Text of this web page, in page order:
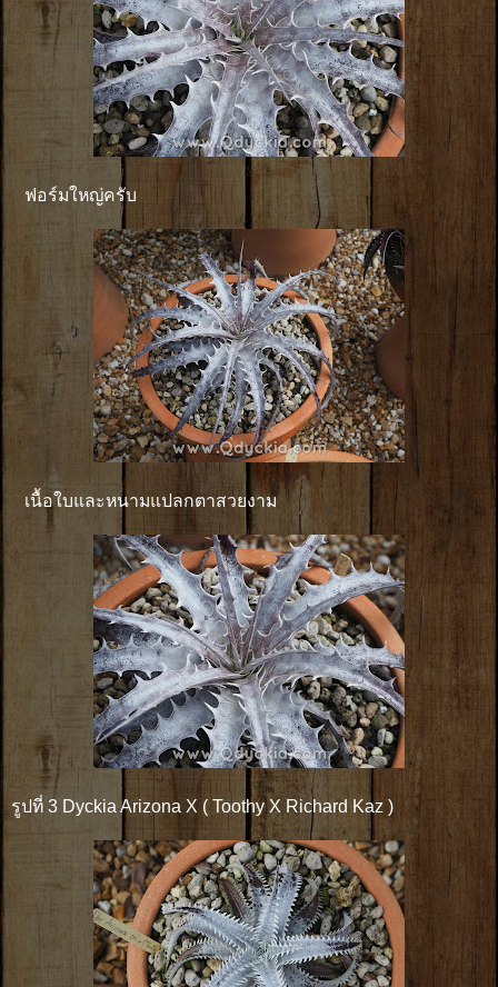
ฟอร์มใหญ่ครับ
เนื้อใบและหนามแปลกตาสวยงาม
รูปที่ 3 Dyckia Arizona X ( Toothy X Richard Kaz )